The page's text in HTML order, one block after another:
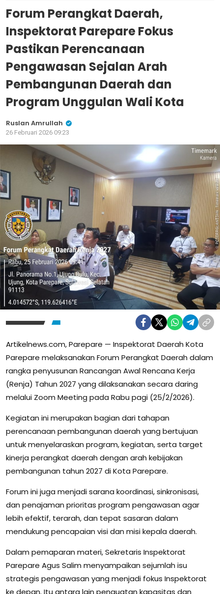
Forum Perangkat Daerah,
Inspektorat Parepare Fokus
Pastikan Perencanaan
Pengawasan Sejalan Arah
Pembangunan Daerah dan
Program Unggulan Wali Kota
Ruslan Amrullah
26 Februari 2026 09:23
Artikelnews.com, Parepare — Inspektorat Daerah Kota
Parepare melaksanakan Forum Perangkat Daerah dalam
rangka penyusunan Rancangan Awal Rencana Kerja
(Renja) Tahun 2027 yang dilaksanakan secara daring
melalui Zoom Meeting pada Rabu pagi (25/2/2026).
Kegiatan ini merupakan bagian dari tahapan
perencanaan pembangunan daerah yang bertujuan
untuk menyelaraskan program, kegiatan, serta target
kinerja perangkat daerah dengan arah kebijakan
pembangunan tahun 2027 di Kota Parepare.
Forum ini juga menjadi sarana koordinasi, sinkronisasi,
dan penajaman prioritas program pengawasan agar
lebih efektif, terarah, dan tepat sasaran dalam
mendukung pencapaian visi dan misi kepala daerah.
Dalam pemaparan materi, Sekretaris Inspektorat
Parepare Agus Salim menyampaikan sejumlah isu
strategis pengawasan yang menjadi fokus Inspektorat